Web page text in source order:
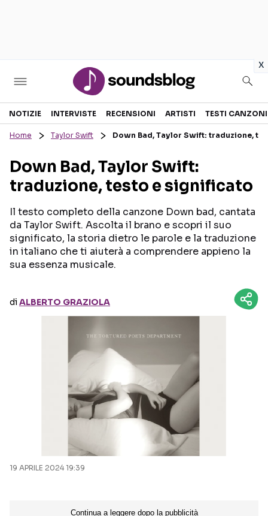
x
Sezioni
RECENSIONI MUSICALI
INTERVISTE
GOSSIP E CURIOSITÀ
TESTI CANZONI
TOUR ED EVENTI
TALENT SHOW
NOTIZIE INTERVISTE RECENSIONI ARTISTI TESTI CANZONI
Home Taylor Swift Down Bad, Taylor Swift: traduzione,
Down Bad, Taylor Swift:
traduzione, testo e significato
Il testo completo della canzone Down bad, cantata
da Taylor Swift. Ascolta il brano e scopri il suo
significato, la storia dietro le parole e la traduzione
in italiano che ti aiuterà a comprendere appieno la
sua essenza musicale.
diALBERTO GRAZIOLA
19 APRILE 2024 19:39